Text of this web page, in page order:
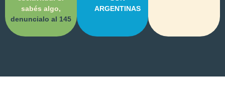
sabés algo,
denuncialo al 145
ARGENTINAS